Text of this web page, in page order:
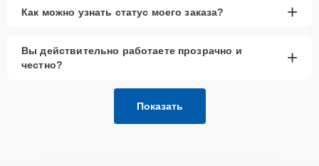
Как можно узнать статус моего заказа? +
Вы действительно работаете прозрачно и
честно?
+
Показать